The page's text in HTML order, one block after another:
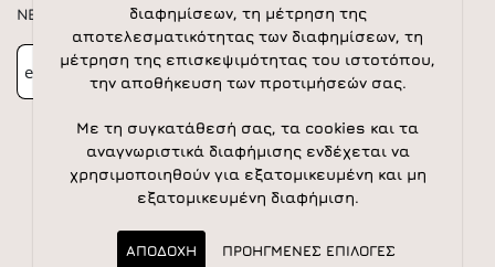
NEWSLETTER
Newsletter Subscribe
διαφημίσεων, τη μέτρηση της
αποτελεσματικότητας των διαφημίσεων, τη
μέτρηση της επισκεψιμότητας του ιστοτόπου,
την αποθήκευση των προτιμήσεών σας.
Με τη συγκατάθεσή σας, τα cookies και τα
αναγνωριστικά διαφήμισης ενδέχεται να
χρησιμοποιηθούν για εξατομικευμένη και μη
εξατομικευμένη διαφήμιση.
ΑΠΟΔΟΧΗ ΠΡΟΗΓΜΕΝΕΣ ΕΠΙΛΟΓΕΣ